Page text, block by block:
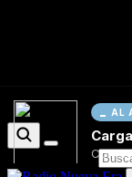
AL